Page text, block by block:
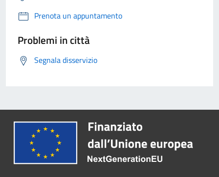
Prenota un appuntamento
Problemi in città
Segnala disservizio